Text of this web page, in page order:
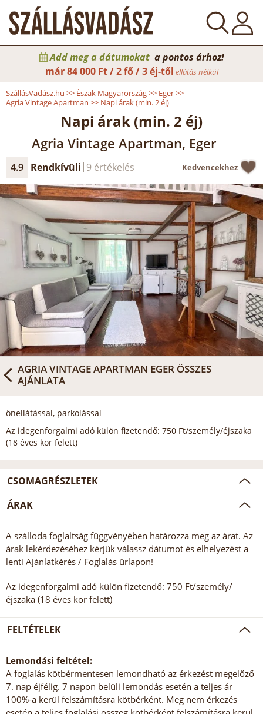
Add meg a dátumokat a pontos árhoz!
már84 000 Ft / 2 fő / 3 éj-től ellátás nélkül
SzállásVadász.hu >> Észak Magyarország>> Eger>>
Agria Vintage Apartman >> Napi árak (min. 2 éj)
Napi árak (min. 2 éj)
Agria Vintage Apartman, Eger
4.9 Rendkívüli 9 értékelés Kedvencekhez
AGRIA VINTAGE APARTMAN EGER ÖSSZES
AJÁNLATA
önellátással, parkolással
Az idegenforgalmi adó külön fizetendő: 750 Ft/személy/éjszaka
(18 éves kor felett)
CSOMAGRÉSZLETEK
ÁRAK
A szálloda foglaltság függvényében határozza meg az árat. Az
árak lekérdezéséhez kérjük válassz dátumot és elhelyezést a
lenti Ajánlatkérés / Foglalás űrlapon!
Az idegenforgalmi adó külön fizetendő: 750 Ft/személy/
éjszaka (18 éves kor felett)
FELTÉTELEK
Lemondási feltétel:
A foglalás kötbérmentesen lemondható az érkezést megelőző
7. nap éjfélig. 7 napon belüli lemondás esetén a teljes ár
100%-a kerül felszámításra kötbérként. Meg nem érkezés